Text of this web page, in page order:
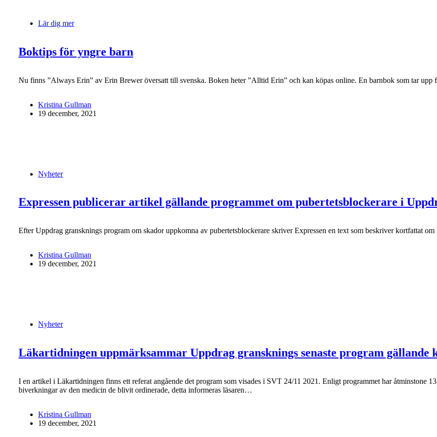
Lär dig mer
Boktips för yngre barn
Nu finns ”Always Erin” av Erin Brewer översatt till svenska. Boken heter ”Alltid Erin” och kan köpas online. En barnbok som tar upp
Kristina Gullman
19 december, 2021
Nyheter
Expressen publicerar artikel gällande programmet om pubertetsblockerare i
Efter Uppdrag gransknings program om skador uppkomna av pubertetsblockerare skriver Expressen en text som beskriver kortfattat
Kristina Gullman
19 december, 2021
Nyheter
Läkartidningen uppmärksammar Uppdrag gransknings senaste program gällande
I en artikel i Läkartidningen finns ett referat angående det program som visades i SVT 24/11 2021. Enligt programmet har åtminstone
biverkningar av den medicin de blivit ordinerade, detta informeras läsaren…
Kristina Gullman
19 december, 2021